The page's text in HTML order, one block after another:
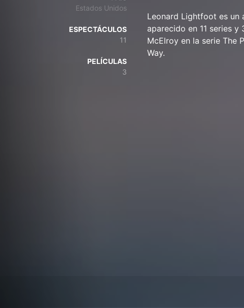
Estados Unidos
ESPECTÁCULOS
11
PELÍCULAS
3
Leonard Lightfoot es un
aparecido en 11 series
McElroy en la serie The
Way.